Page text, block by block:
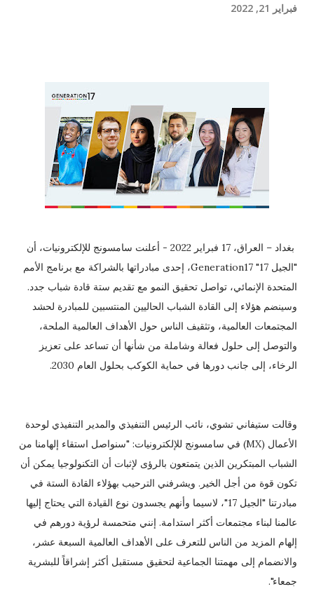
فبراير 21, 2022
بغداد – العراق، 17 فبراير 2022 - أعلنت سامسونج للإلكترونيات، أن
"الجيل 17" Generation17، إحدى مبادراتها بالشراكة مع برنامج الأمم
المتحدة الإنمائي، تواصل تحقيق النمو مع تقديم ستة قادة شباب جدد.
وسينضم هؤلاء إلى القادة الشباب الحاليين المنتسبين للمبادرة لحشد
المجتمعات العالمية، وتثقيف الناس حول الأهداف العالمية الملحة،
والتوصل إلى حلول فعالة وشاملة من شأنها أن تساعد على تعزيز
الرخاء، إلى جانب دورها في حماية الكوكب بحلول العام 2030.
وقالت ستيفاني تشوي، نائب الرئيس التنفيذي والمدير التنفيذي لوحدة
الأعمال (MX) في سامسونج للإلكترونيات: "سنواصل استقاء إلهامنا من
الشباب المبتكرين الذين يتمتعون بالرؤى لإثبات أن التكنولوجيا يمكن أن
تكون قوة من أجل الخير. ويشرفني الترحيب بهؤلاء القادة الستة في
مبادرتنا "الجيل 17"، لاسيما وأنهم يجسدون نوع القيادة التي يحتاج إليها
عالمنا لبناء مجتمعات أكثر استدامة. إنني متحمسة لرؤية دورهم في
إلهام المزيد من الناس للتعرف على الأهداف العالمية السبعة عشر،
والانضمام إلى مهمتنا الجماعية لتحقيق مستقبل أكثر إشراقاً للبشرية
جمعاء".